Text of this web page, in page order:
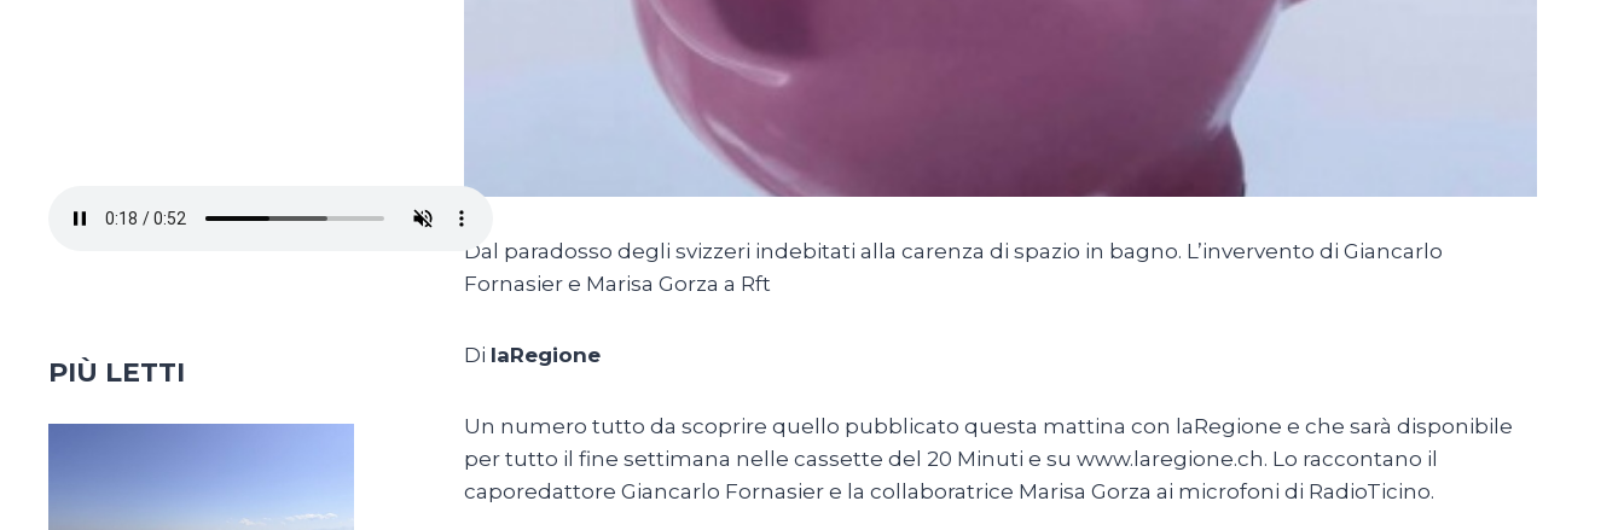
Dal paradosso degli svizzeri indebitati alla carenza di spazio in bagno. L’invervento di Giancarlo
Fornasier e Marisa Gorza a Rft
Di laRegione
Un numero tutto da scoprire quello pubblicato questa mattina con laRegione e che sarà disponibile
per tutto il fine settimana nelle cassette del 20 Minuti e su www.laregione.ch. Lo raccontano il
caporedattore Giancarlo Fornasier e la collaboratrice Marisa Gorza ai microfoni di RadioTicino.
PIÙ LETTI